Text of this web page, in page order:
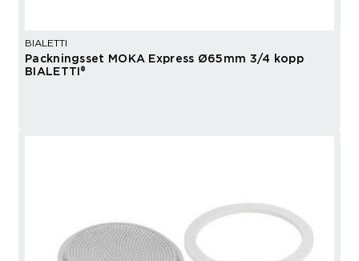
BIALETTI
Packningsset MOKA Express Ø65mm 3/4 kopp
BIALETTI®